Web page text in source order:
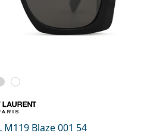
Blaze 001 54